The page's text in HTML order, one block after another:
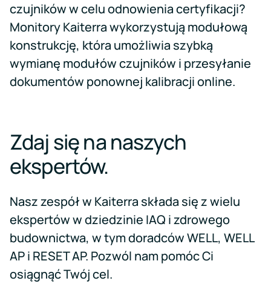
czujników w celu odnowienia certyfikacji?
Monitory Kaiterra wykorzystują modułową
konstrukcję, która umożliwia szybką
wymianę modułów czujników i przesyłanie
dokumentów ponownej kalibracji online.
Zdaj się na naszych
ekspertów.
Nasz zespół w Kaiterra składa się z wielu
ekspertów w dziedzinie IAQ i zdrowego
budownictwa, w tym doradców WELL, WELL
AP i RESET AP. Pozwól nam pomóc Ci
osiągnąć Twój cel.